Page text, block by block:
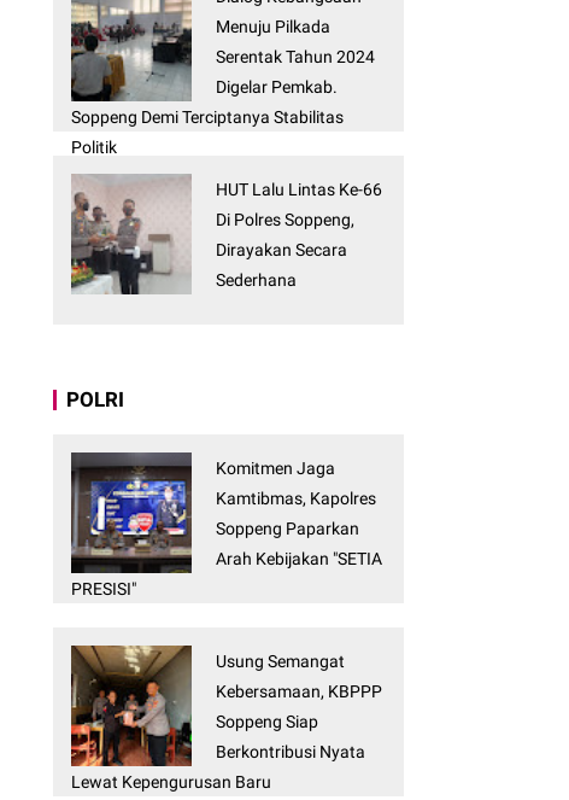
Menuju Pilkada
Serentak Tahun 2024
Digelar Pemkab.
Soppeng Demi Terciptanya Stabilitas
Politik
HUT Lalu Lintas Ke-66
Di Polres Soppeng,
Dirayakan Secara
Sederhana
POLRI
Komitmen Jaga
Kamtibmas, Kapolres
Soppeng Paparkan
Arah Kebijakan "SETIA
PRESISI"
Usung Semangat
Kebersamaan, KBPPP
Soppeng Siap
Berkontribusi Nyata
Lewat Kepengurusan Baru